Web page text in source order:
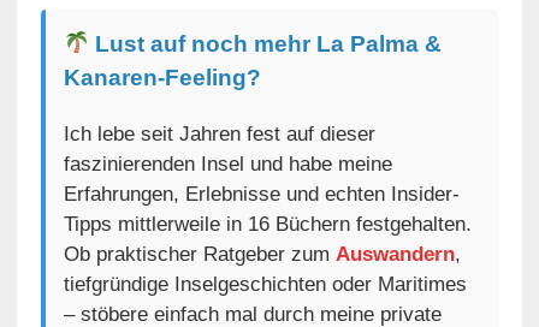
Lust auf noch mehr La Palma &
Kanaren-Feeling?
Ich lebe seit Jahren fest auf dieser
faszinierenden Insel und habe meine
Erfahrungen, Erlebnisse und echten Insider-
Tipps mittlerweile in 16 Büchern festgehalten.
Ob praktischer Ratgeber zum Auswandern,
tiefgründige Inselgeschichten oder Maritimes
– stöbere einfach mal durch meine private